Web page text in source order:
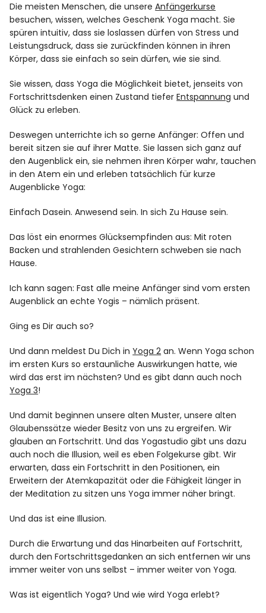
InstagramFacebookYouTube
Die meisten Menschen, die unsereAnfängerkurse
besuchen, wissen, welches Geschenk Yoga macht. Sie
spüren intuitiv, dass sie loslassen dürfen von Stress und
Leistungsdruck, dass sie zurückfinden können in ihren
Körper, dass sie einfach so sein dürfen, wie sie sind.
Sie wissen, dass Yoga die Möglichkeit bietet, jenseits von
Fortschrittsdenken einen Zustand tieferEntspannung und
Glück zu erleben.
Deswegen unterrichte ich so gerne Anfänger: Offen und
bereit sitzen sie auf ihrer Matte. Sie lassen sich ganz auf
den Augenblick ein, sie nehmen ihren Körper wahr, tauchen
in den Atem ein und erleben tatsächlich für kurze
Augenblicke Yoga:
Einfach Dasein. Anwesend sein. In sich Zu Hause sein.
Das löst ein enormes Glücksempfinden aus: Mit roten
Backen und strahlenden Gesichtern schweben sie nach
Hause.
Ich kann sagen: Fast alle meine Anfänger sind vom ersten
Augenblick an echte Yogis – nämlich präsent.
Ging es Dir auch so?
Und dann meldest Du Dich inYoga 2 an. Wenn Yoga schon
im ersten Kurs so erstaunliche Auswirkungen hatte, wie
wird das erst im nächsten? Und es gibt dann auch noch
Yoga 3!
Und damit beginnen unsere alten Muster, unsere alten
Glaubenssätze wieder Besitz von uns zu ergreifen. Wir
glauben an Fortschritt. Und das Yogastudio gibt uns dazu
auch noch die Illusion, weil es eben Folgekurse gibt. Wir
erwarten, dass ein Fortschritt in den Positionen, ein
Erweitern der Atemkapazität oder die Fähigkeit länger in
der Meditation zu sitzen uns Yoga immer näher bringt.
Und das ist eine Illusion.
Durch die Erwartung und das Hinarbeiten auf Fortschritt,
durch den Fortschrittsgedanken an sich entfernen wir uns
immer weiter von uns selbst – immer weiter von Yoga.
Was ist eigentlich Yoga? Und wie wird Yoga erlebt?